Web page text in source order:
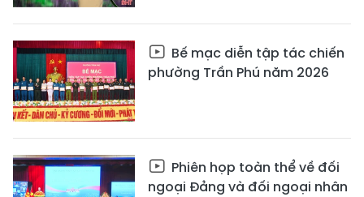
Bế mạc diễn tập tác chiến
phường Trần Phú năm 2026
Phiên họp toàn thể về đối
ngoại Đảng và đối ngoại nhân